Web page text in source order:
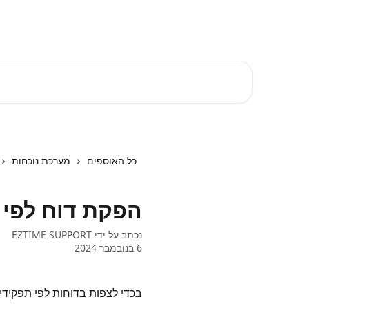
כל האוספים מערכת נוכחות
הפקת דוח
נכתב על ידי EZTIME SUPPORT
6 בנובמבר 2024
בכדי לצפות בדוחות לפי